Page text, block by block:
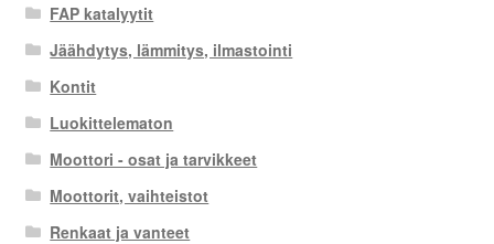
FAP katalyytit
Jäähdytys, lämmitys, ilmastointi
Kontit
Luokittelematon
Moottori - osat ja tarvikkeet
Moottorit, vaihteistot
Renkaat ja vanteet